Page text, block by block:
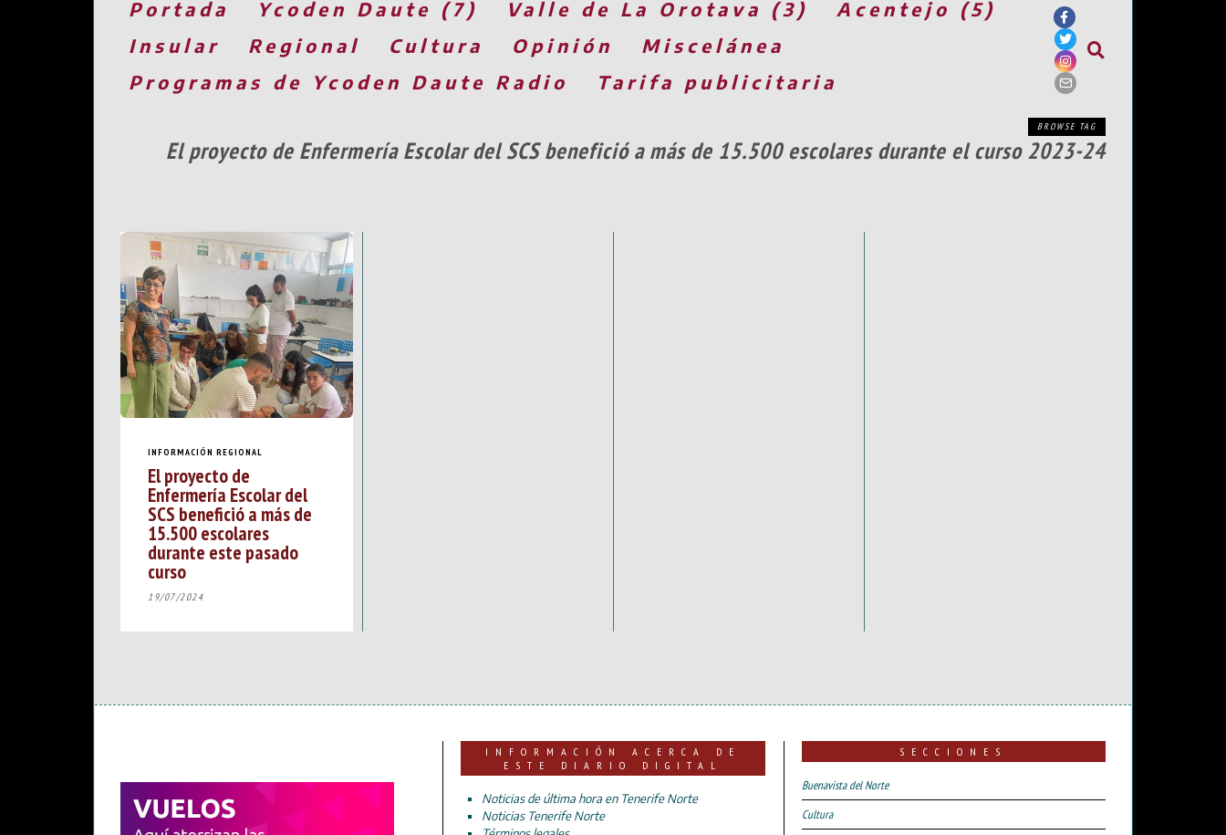
Portada Ycoden Daute (7) Valle de La Orotava (3)
Acentejo (5)
Insular
Regional Cultura Opinión
Miscelánea
Programas de Ycoden Daute Radio
Tarifa publicitaria
BROWSE TAG
El proyecto de Enfermería Escolar del SCS benefició a más de 15.500 escolares durante el curso 2023-24
INFORMACIÓN REGIONAL
El proyecto de
Enfermería Escolar del
SCS benefició a más de
15.500 escolares
durante este pasado
curso
19/07/2024
INFORMACIÓN ACERCA DE
ESTE DIARIO DIGITAL
Noticias de última hora en Tenerife Norte
Noticias Tenerife Norte
SECCIONES
Buenavista del Norte
Cultura